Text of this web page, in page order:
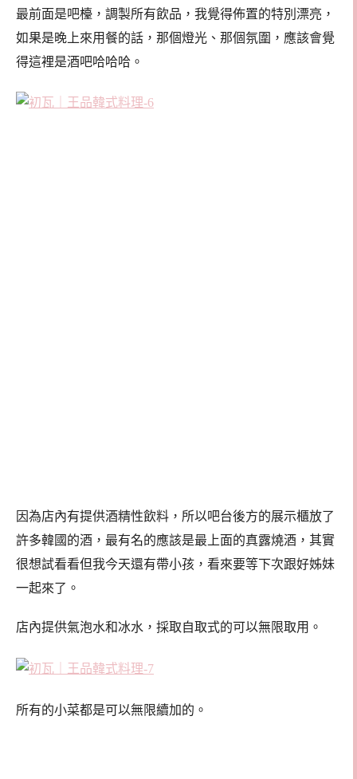
最前面是吧檯，調製所有飲品，我覺得佈置的特別漂亮，
如果是晚上來用餐的話，那個燈光、那個氛圍，應該會覺
得這裡是酒吧哈哈哈。
因為店內有提供酒精性飲料，所以吧台後方的展示櫃放了
許多韓國的酒，最有名的應該是最上面的真露燒酒，其實
很想試看看但我今天還有帶小孩，看來要等下次跟好姊妹
一起來了。
店內提供氣泡水和冰水，採取自取式的可以無限取用。
所有的小菜都是可以無限續加的。